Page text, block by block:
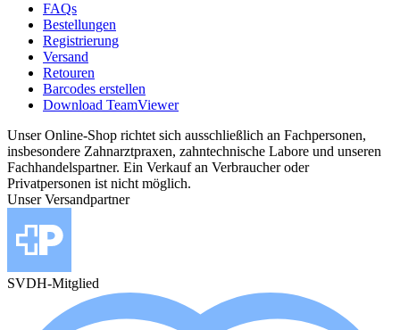
FAQs
Bestellungen
Registrierung
Versand
Retouren
Barcodes erstellen
Download TeamViewer
Unser Online-Shop richtet sich ausschließlich an Fachpersonen,
insbesondere Zahnarztpraxen, zahntechnische Labore und unseren
Fachhandelspartner. Ein Verkauf an Verbraucher oder
Privatpersonen ist nicht möglich.
Unser Versandpartner
SVDH-Mitglied